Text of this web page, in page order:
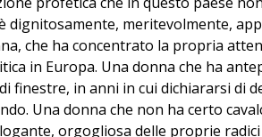
dignitosamente, meritevolmente,
che ha concentrato la propria
in Europa. Una donna che ha
finestre, in anni in cui dichiararsi di
Una donna che non ha certo
orgogliosa delle proprie